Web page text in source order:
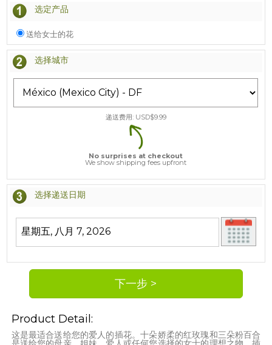
选定产品
送给女士的花
选择城市
递送费用: USD$9.99
No surprises at checkout
We show shipping fees upfront
选择递送日期
Product Detail:
这是最适合送给您的爱人的插花。十朵娇柔的红玫瑰和三朵粉百合